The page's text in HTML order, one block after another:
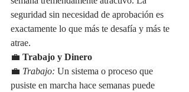
seguridad sin necesidad de aprobación es
exactamente lo que más te desafía y más te
atrae.
💼 Trabajo y Dinero
💼 Trabajo: Un sistema o proceso que
pusiste en marcha hace semanas puede